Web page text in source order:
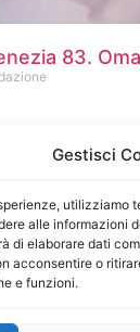
Gestisci
utilizziamo
alle informazioni
di elaborare dati
acconsentire o
e funzioni.
83.